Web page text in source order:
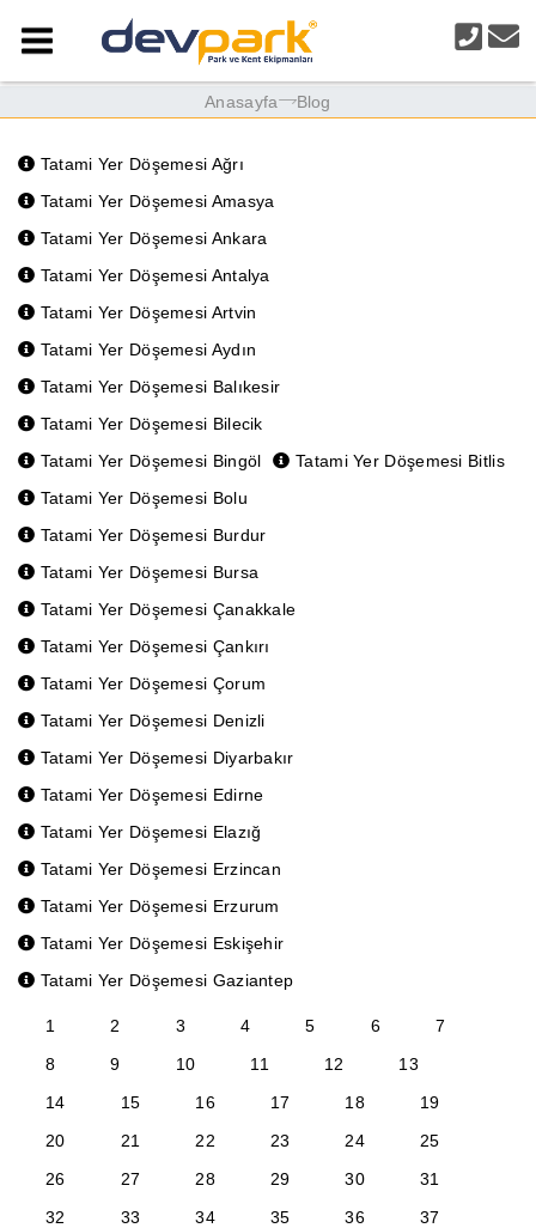
Anasayfa Blog
Tatami Yer Döşemesi Ağrı
Tatami Yer Döşemesi Amasya
Tatami Yer Döşemesi Ankara
Tatami Yer Döşemesi Antalya
Tatami Yer Döşemesi Artvin
Tatami Yer Döşemesi Aydın
Tatami Yer Döşemesi Balıkesir
Tatami Yer Döşemesi Bilecik
Tatami Yer Döşemesi Bingöl
Tatami Yer Döşemesi Bitlis
Tatami Yer Döşemesi Bolu
Tatami Yer Döşemesi Burdur
Tatami Yer Döşemesi Bursa
Tatami Yer Döşemesi Çanakkale
Tatami Yer Döşemesi Çankırı
Tatami Yer Döşemesi Çorum
Tatami Yer Döşemesi Denizli
Tatami Yer Döşemesi Diyarbakır
Tatami Yer Döşemesi Edirne
Tatami Yer Döşemesi Elazığ
Tatami Yer Döşemesi Erzincan
Tatami Yer Döşemesi Erzurum
Tatami Yer Döşemesi Eskişehir
Tatami Yer Döşemesi Gaziantep
1 2 3 4 5 6
7
8
9 10 11 12
13
14
15 16 17 18
19
20
21 22 23 24
25
26
27 28 29 30
31
32
33 34 35 36
37